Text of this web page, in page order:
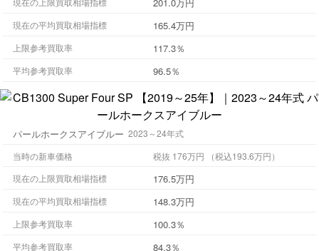
現在の平均買取相場指標 165.4万円
上限参考買取率 117.3％
平均参考買取率 96.5％
パールホークスアイブルー 2023～24年式
当時の新車価格
税抜 176万円 （税込193.6万円）
現在の上限買取相場指標
176.5万円
現在の平均買取相場指標 148.3万円
上限参考買取率 100.3％
平均参考買取率 84.3％